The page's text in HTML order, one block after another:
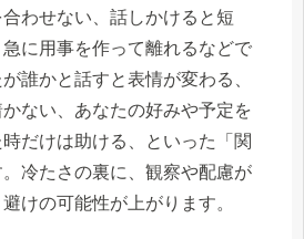
わせない、話しかけると短
に用事を作って離れるなどで
誰かと話すと表情が変わる、
ない、あなたの好みや予定を
だけは助ける、といった「関
冷たさの裏に、観察や配慮が
けの可能性が上がります。